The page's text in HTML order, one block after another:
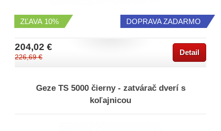
DOPRAVA ZADARMO
ZĽAVA 10%
204,02 €
226,69 €
Detail
Geze TS 5000 čierny - zatvárač dverí s
koľajnicou